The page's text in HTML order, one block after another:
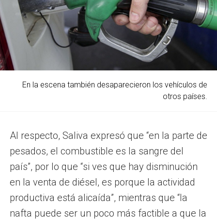
En la escena también desaparecieron los vehículos de
otros países.
Al respecto, Saliva expresó que “en la parte de
pesados, el combustible es la sangre del
país”, por lo que “si ves que hay disminución
en la venta de diésel, es porque la actividad
productiva está alicaída”, mientras que “la
nafta puede ser un poco más factible a que la